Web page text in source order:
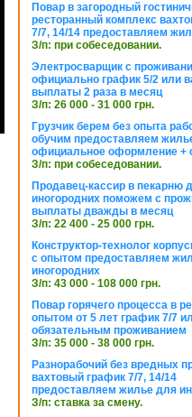
Повар в загородный
ресторанный комплекс
7/7, 14/14 предоставляем
З/п: при собеседовании.
Электросварщик с
официально график 5/2 или
выплаты 2 раза в месяц
З/п: 26 000 - 31 000 грн.
Грузчик берем без опыта
обучим предоставляем
официальное оформление +
З/п: при собеседовании.
Продавец-кассир в пекарню
иногородних поможем с
выплаты дважды в месяц
З/п: 22 400 - 25 000 грн.
Конструктор-технолог
с опытом предоставляем
иногородних
З/п: 43 000 - 108 000 грн.
Повар горячего процесса в
опытом от 5 лет график 7/7
обязательным проживанием
З/п: 35 000 - 38 000 грн.
Разнорабочий без вредных
вахтовый график 7/7, 14/14
предоставляем жилье для
З/п: ставка за смену.